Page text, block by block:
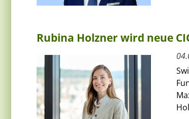
Rubina Holzner wird neue